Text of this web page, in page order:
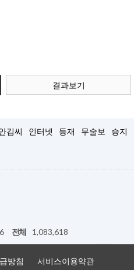
결과보기
김씨 인터넷 등재 무술보 승지
전체 1,083,618
방침
서비스이용약관